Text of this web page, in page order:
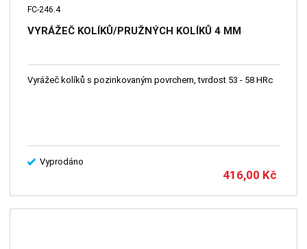
FC-246.4
VYRÁŽEČ KOLÍKŮ/PRUŽNÝCH KOLÍKŮ 4 MM
Vyrážeč kolíků s pozinkovaným povrchem, tvrdost 53 - 58 HRc
Vyprodáno
416,00 Kč